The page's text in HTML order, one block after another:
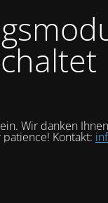
Wir danken
Kontakt: